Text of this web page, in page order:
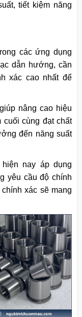
tiết kiệm năng
các ứng dụng
dẫn hướng, cần
xác cao nhất để
nâng cao hiệu
cuối cùng đạt chất
đến năng suất
nay áp dụng
yêu cầu độ chính
xác sẽ mang